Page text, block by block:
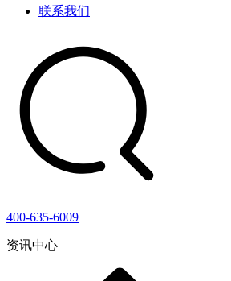
联系我们
400-635-6009
资讯中心